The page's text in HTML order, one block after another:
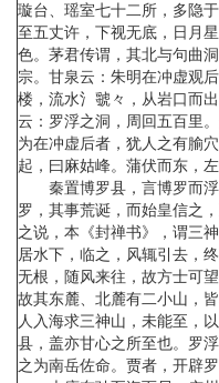
璇台、瑶室七十二所，多隐
至五丈许，下视无底，日月
色。茅君传谓，其北与句曲
宗。甘泉云：朱明在冲虚观
楼，流水氵虢々，从岩口而
云：罗浮之洞，周回五百里
为在冲虚后者，犹人之有腧
起，曰麻姑峰。蒲伏而东，
秦置博罗县，言博罗而浮
罗，其事荒诞，而始皇信之
之说，本《封禅书》，谓三
居水下，临之，风辄引去，
无根，随风来往，故方士可
故其东麓、北麓有二小山，
人入海求三神山，未能至，
县，盖亦甘心之所至也。罗
之为南岳佐命。贾者，开辟罗